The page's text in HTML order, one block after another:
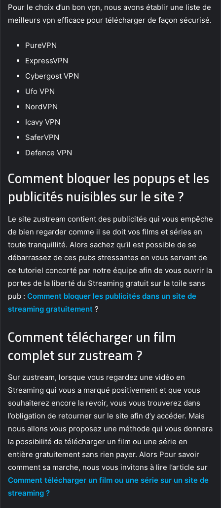
Pour le choix d’un bon vpn, nous avons établir une liste de
meilleurs vpn efficace pour télécharger de façon sécurisé.
PureVPN
ExpressVPN
Cybergost VPN
Ufo VPN
NordVPN
Icavy VPN
SaferVPN
Defence VPN
Comment bloquer les popups et les
publicités nuisibles sur le site ?
Le site zustream contient des publicités qui vous empêche
de bien regarder comme il se doit vos films et séries en
toute tranquillité. Alors sachez qu’il est possible de se
débarrassez de ces pubs stressantes en vous servant de
ce tutoriel concorté par notre équipe afin de vous ouvrir la
portes de la liberté du Streaming gratuit sur la toile sans
pub : Comment bloquer les publicités dans un site de
streaming gratuitement ?
Comment télécharger un film
complet sur zustream ?
Sur zustream, lorsque vous regardez une vidéo en
Streaming qui vous a marqué positivement et que vous
souhaiterez encore la revoir, vous vous trouverez dans
l’obligation de retourner sur le site afin d’y accéder. Mais
nous allons vous proposez une méthode qui vous donnera
la possibilité de télécharger un film ou une série en
entière gratuitement sans rien payer. Alors Pour savoir
comment sa marche, nous vous invitons à lire l’article sur
Comment télécharger un film ou une série sur un site de
streaming ?